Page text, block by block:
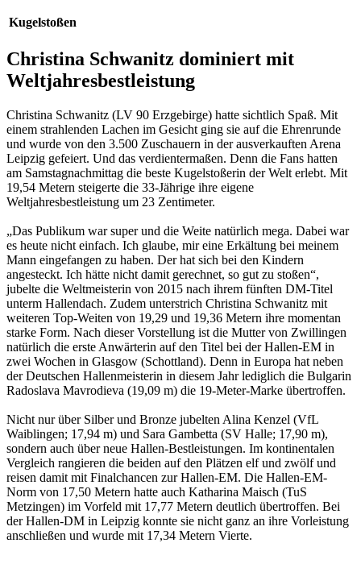
Kugelstoßen
Christina Schwanitz dominiert mit
Weltjahresbestleistung
Christina Schwanitz (LV 90 Erzgebirge) hatte sichtlich Spaß. Mit
einem strahlenden Lachen im Gesicht ging sie auf die Ehrenrunde
und wurde von den 3.500 Zuschauern in der ausverkauften Arena
Leipzig gefeiert. Und das verdientermaßen. Denn die Fans hatten
am Samstagnachmittag die beste Kugelstoßerin der Welt erlebt. Mit
19,54 Metern steigerte die 33-Jährige ihre eigene
Weltjahresbestleistung um 23 Zentimeter.
„Das Publikum war super und die Weite natürlich mega. Dabei war
es heute nicht einfach. Ich glaube, mir eine Erkältung bei meinem
Mann eingefangen zu haben. Der hat sich bei den Kindern
angesteckt. Ich hätte nicht damit gerechnet, so gut zu stoßen“,
jubelte die Weltmeisterin von 2015 nach ihrem fünften DM-Titel
unterm Hallendach. Zudem unterstrich Christina Schwanitz mit
weiteren Top-Weiten von 19,29 und 19,36 Metern ihre momentan
starke Form. Nach dieser Vorstellung ist die Mutter von Zwillingen
natürlich die erste Anwärterin auf den Titel bei der Hallen-EM in
zwei Wochen in Glasgow (Schottland). Denn in Europa hat neben
der Deutschen Hallenmeisterin in diesem Jahr lediglich die Bulgarin
Radoslava Mavrodieva (19,09 m) die 19-Meter-Marke übertroffen.
Nicht nur über Silber und Bronze jubelten Alina Kenzel (VfL
Waiblingen; 17,94 m) und Sara Gambetta (SV Halle; 17,90 m),
sondern auch über neue Hallen-Bestleistungen. Im kontinentalen
Vergleich rangieren die beiden auf den Plätzen elf und zwölf und
reisen damit mit Finalchancen zur Hallen-EM. Die Hallen-EM-
Norm von 17,50 Metern hatte auch Katharina Maisch (TuS
Metzingen) im Vorfeld mit 17,77 Metern deutlich übertroffen. Bei
der Hallen-DM in Leipzig konnte sie nicht ganz an ihre Vorleistung
anschließen und wurde mit 17,34 Metern Vierte.